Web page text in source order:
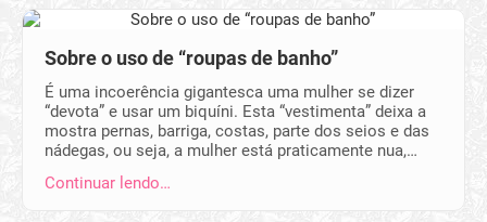
Sobre o uso de “roupas de banho”
É uma incoerência gigantesca uma mulher se dizer
“devota” e usar um biquíni. Esta “vestimenta” deixa a
mostra pernas, barriga, costas, parte dos seios e das
nádegas, ou seja, a mulher está praticamente nua,…
Continuar lendo…